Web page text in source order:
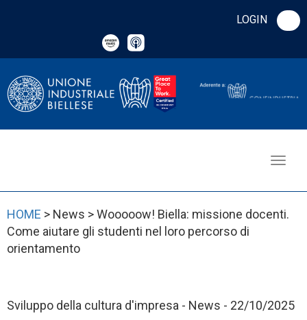
LOGIN
HOME > News > Wooooow! Biella: missione docenti.
Come aiutare gli studenti nel loro percorso di
orientamento
Sviluppo della cultura d'impresa - News - 22/10/2025